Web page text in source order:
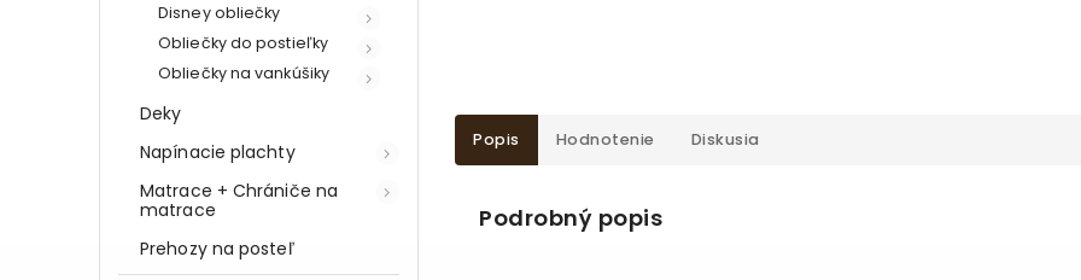
Disney obliečky
Obliečky do postieľky
Obliečky na vankúšiky
Deky
Napínacie plachty
Matrace + Chrániče na
matrace
Prehozy na posteľ
Popis Hodnotenie Diskusia
Podrobný popis